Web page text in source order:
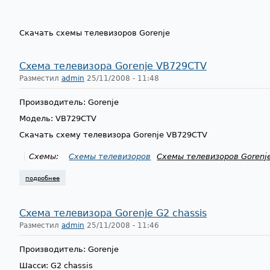
Скачать схемы телевизоров Gorenje
Схема телевизора Gorenje VB729CTV
Разместил admin 25/11/2008 - 11:48
Производитель: Gorenje
Модель: VB729CTV
Скачать схему телевизора Gorenje VB729CTV
Схемы: Схемы телевизоров Схемы телевизоров
подробнее
Схема телевизора Gorenje G2 chassis
Разместил admin 25/11/2008 - 11:46
Производитель: Gorenje
Шасси: G2 chassis